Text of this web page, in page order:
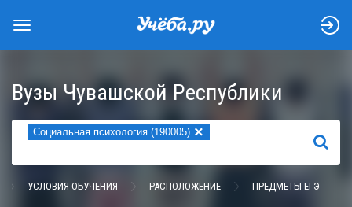
Вузы Чувашской Республики
Социальная психология (190005) ×
НАЙТИ
УСЛОВИЯ ОБУЧЕНИЯ РАСПОЛОЖЕНИЕ ПРЕДМЕТЫ ЕГЭ